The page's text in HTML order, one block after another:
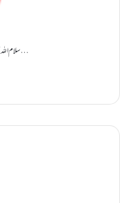
سلام اللہ علی من اتباع الھدیٰ وہابیہ گندم نما جو فروش ہیں سلام اللہ علی من اتباع الھدیٰ …